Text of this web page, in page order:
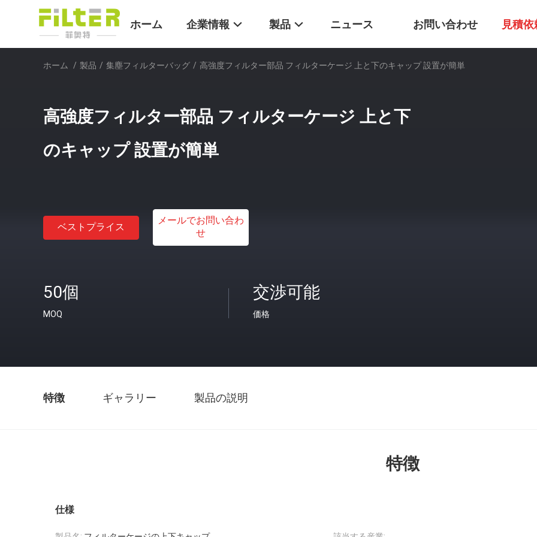
ホーム 企業情報 製品 ニュース お問い合わせ 見積依
ホーム / 製品 / 集塵フィルターバッグ / 高強度フィルター部品 フィルターケージ 上と下のキャップ 設置が簡単
高強度フィルター部品 フィルターケージ 上と下
のキャップ 設置が簡単
ベストプライス
メールでお問い合わ
せ
50個
MOQ
交渉可能
価格
特徴 ギャラリー 製品の説明
特徴
仕様